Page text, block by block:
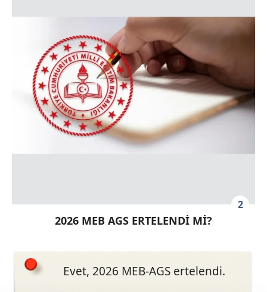
2
2026 MEB AGS ERTELENDİ Mİ?
Evet, 2026 MEB-AGS ertelendi.